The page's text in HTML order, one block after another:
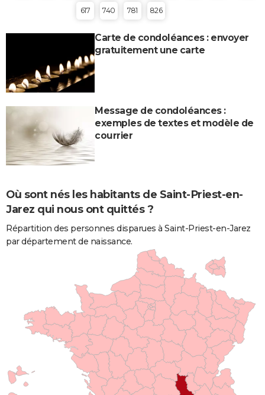
617 740 781 826
Carte de condoléances : envoyer
gratuitement une carte
Message de condoléances :
exemples de textes et modèle de
courrier
Où sont nés les habitants de Saint-Priest-en-
Jarez qui nous ont quittés ?
Répartition des personnes disparues à Saint-Priest-en-Jarez
par département de naissance.